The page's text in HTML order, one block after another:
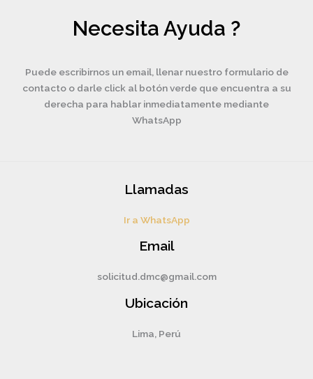
Necesita Ayuda ?
Puede escribirnos un email, llenar nuestro formulario de
contacto o darle click al botón verde que encuentra a su
derecha para hablar inmediatamente mediante
WhatsApp
Llamadas
Ir a WhatsApp
Email
solicitud.dmc@gmail.com
Ubicación
Lima, Perú